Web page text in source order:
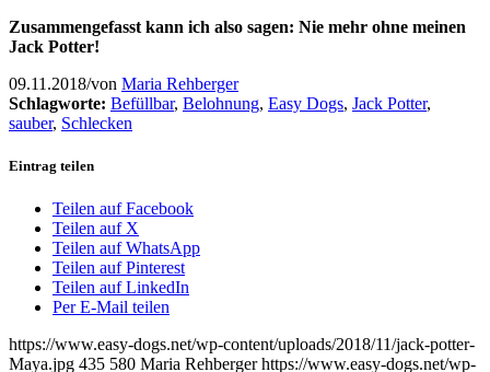
Zusammengefasst kann ich also sagen: Nie mehr ohne meinen
Jack Potter!
09.11.2018/von Maria Rehberger
Schlagworte: Befüllbar, Belohnung, Easy Dogs, Jack Potter,
sauber, Schlecken
Eintrag teilen
Teilen auf Facebook
Teilen auf X
Teilen auf WhatsApp
Teilen auf Pinterest
Teilen auf LinkedIn
Per E-Mail teilen
https://www.easy-dogs.net/wp-content/uploads/2018/11/jack-potter-
Maya.jpg 435 580 Maria Rehberger https://www.easy-dogs.net/wp-